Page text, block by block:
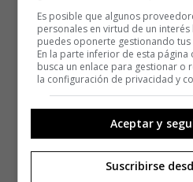
Es posible que algunos
personales en virtud de un
puedes oponerte gestionando
En la parte inferior de esta página
busca un enlace para gestionar o
la configuración de privacidad y
Aceptar y
Suscribirse